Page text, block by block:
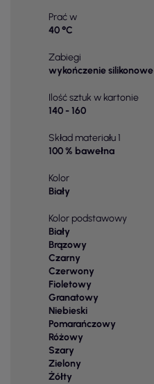
Prać w
40 °C
Zabiegi
wykończenie silikonowe
Ilość sztuk w kartonie
140 - 160
Skład materiału 1
100 % bawełna
Kolor
Biały
Kolor podstawowy
Biały
Brązowy
Czarny
Czerwony
Fioletowy
Granatowy
Niebieski
Pomarańczowy
Różowy
Szary
Zielony
Żółty